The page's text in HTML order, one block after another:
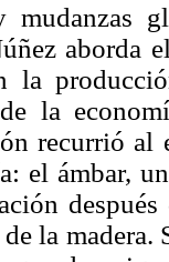
aborda
la
la
recurrió al
el ámbar,
la madera.